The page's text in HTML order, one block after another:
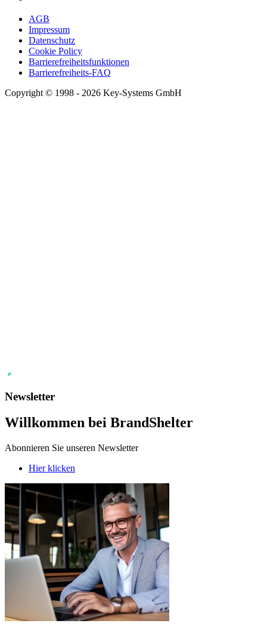
AGB
Impressum
Datenschutz
Cookie Policy
Barrierefreiheitsfunktionen
Barrierefreiheits-FAQ
Copyright © 1998 - 2026 Key-Systems GmbH
Newsletter
Willkommen bei BrandShelter
Abonnieren Sie unseren Newsletter
Hier klicken